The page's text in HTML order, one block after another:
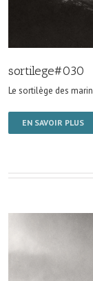
sortilege#030
Le sortilège des
EN SAVOIR PLUS